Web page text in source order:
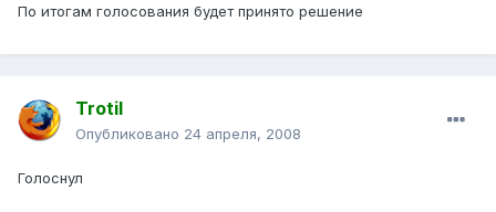
По итогам голосования будет принято решение
Trotil
Опубликовано 24 апреля, 2008
Голоснул